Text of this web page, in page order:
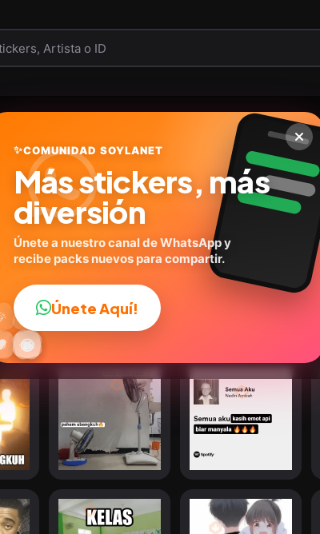
Randomly (5)
@pwettykoala
16stickers Memes Humor
Agregar a
😎
😂
🔥
✨
🤩
😜
👍
✨COMUNIDAD SOYLANET
Más stickers, más
diversión
Únete a nuestro canal de WhatsApp y
recibe packs nuevos para compartir.
Únete Aquí!